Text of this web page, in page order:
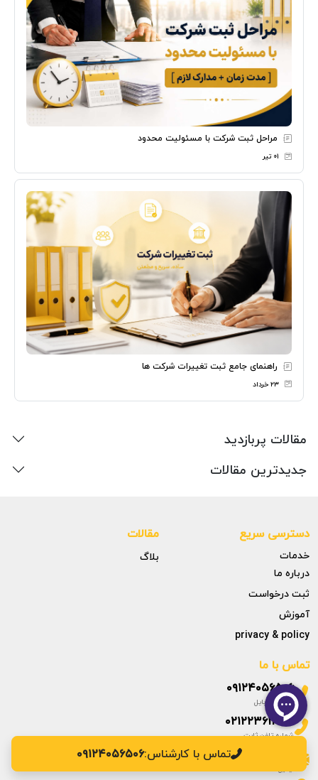
مراحل ثبت شرکت با مسئولیت محدود
۰۱ تیر
راهنمای جامع ثبت تغییرات شرکت ها
۲۳ خرداد
مقالات پربازدید
جدیدترین مقالات
دسترسی سریع
خدمات
درباره ما
ثبت درخواست
آموزش
privacy & policy
مقالات
بلاگ
تماس با ما
۰۹۱۲۴۰۵۶۵۰۶
شماره موبایل
۰۲۱۲۲۳۶۱۳۴۲
شماره تلفن ثابت
info@sabtderakhshan.com
تماس با کارشناس:۰۹۱۲۴۰۵۶۵۰۶